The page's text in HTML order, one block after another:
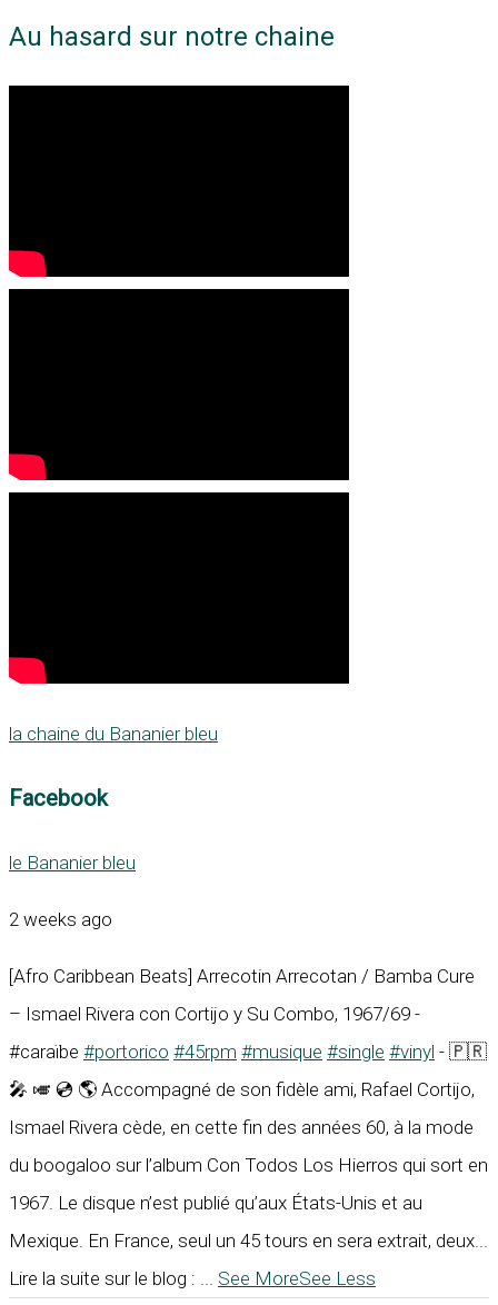
Au hasard sur notre chaine
la chaine du Bananier bleu
Facebook
le Bananier bleu
2 weeks ago
[Afro Caribbean Beats] Arrecotin Arrecotan / Bamba Cure
– Ismael Rivera con Cortijo y Su Combo, 1967/69 -
#caraïbe #portorico #45rpm #musique #single #vinyl - 🇵🇷
🎤 🎺 💿 🌎 Accompagné de son fidèle ami, Rafael Cortijo,
Ismael Rivera cède, en cette fin des années 60, à la mode
du boogaloo sur l’album Con Todos Los Hierros qui sort en
1967. Le disque n’est publié qu’aux États-Unis et au
Mexique. En France, seul un 45 tours en sera extrait, deux...
Lire la suite sur le blog : ... See MoreSee Less